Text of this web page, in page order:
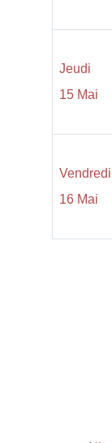
Jeudi
15 Mai
Vendredi
16 Mai